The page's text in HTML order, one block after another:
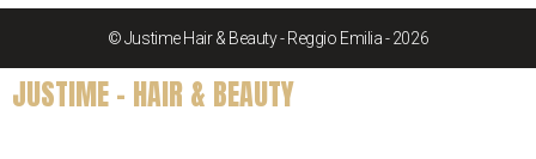
© Justime Hair & Beauty - Reggio Emilia - 2026
JUSTIME - HAIR & BEAUTY